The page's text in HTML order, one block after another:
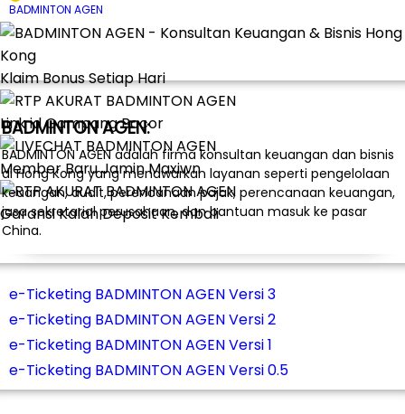
BADMINTON AGEN
Klaim Bonus Setiap Hari
Link id Gampang Bocor
Member Baru Jamin Maxiwn
Garansi Kalah Deposit Kembali
BADMINTON AGEN:
BADMINTON AGEN adalah firma konsultan keuangan dan bisnis
di Hong Kong yang menawarkan layanan seperti pengelolaan
keuangan, audit, perencanaan pajak, perencanaan keuangan,
jasa sekretarial perusahaan, dan bantuan masuk ke pasar
China.
e-Ticketing BADMINTON AGEN Versi 3
e-Ticketing BADMINTON AGEN Versi 2
e-Ticketing BADMINTON AGEN Versi 1
e-Ticketing BADMINTON AGEN Versi 0.5